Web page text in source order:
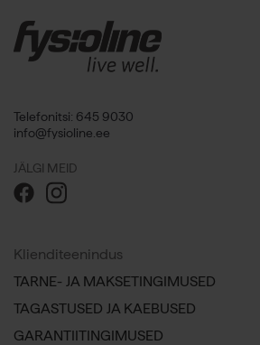
Telefonitsi: 645 9030
info@fysioline.ee
JÄLGI MEID
Klienditeenindus
TARNE- JA MAKSETINGIMUSED
TAGASTUSED JA KAEBUSED
GARANTIITINGIMUSED